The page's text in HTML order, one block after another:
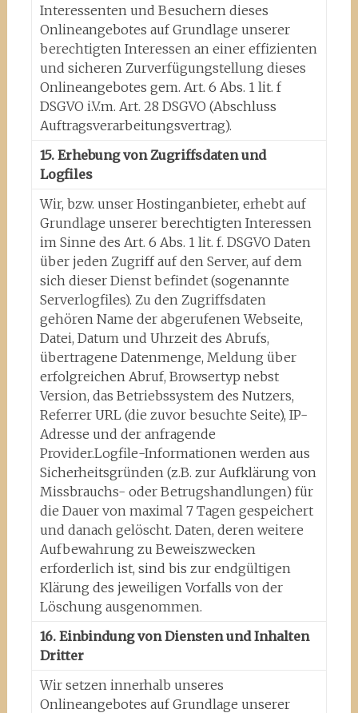
Interessenten und Besuchern dieses
Onlineangebotes auf Grundlage unserer
berechtigten Interessen an einer effizienten
und sicheren Zurverfügungstellung dieses
Onlineangebotes gem. Art. 6 Abs. 1 lit. f
DSGVO i.V.m. Art. 28 DSGVO (Abschluss
Auftragsverarbeitungsvertrag).
15. Erhebung von Zugriffsdaten und
Logfiles
Wir, bzw. unser Hostinganbieter, erhebt auf
Grundlage unserer berechtigten Interessen
im Sinne des Art. 6 Abs. 1 lit. f. DSGVO Daten
über jeden Zugriff auf den Server, auf dem
sich dieser Dienst befindet (sogenannte
Serverlogfiles). Zu den Zugriffsdaten
gehören Name der abgerufenen Webseite,
Datei, Datum und Uhrzeit des Abrufs,
übertragene Datenmenge, Meldung über
erfolgreichen Abruf, Browsertyp nebst
Version, das Betriebssystem des Nutzers,
Referrer URL (die zuvor besuchte Seite), IP-
Adresse und der anfragende
Provider.Logfile-Informationen werden aus
Sicherheitsgründen (z.B. zur Aufklärung von
Missbrauchs- oder Betrugshandlungen) für
die Dauer von maximal 7 Tagen gespeichert
und danach gelöscht. Daten, deren weitere
Aufbewahrung zu Beweiszwecken
erforderlich ist, sind bis zur endgültigen
Klärung des jeweiligen Vorfalls von der
Löschung ausgenommen.
16. Einbindung von Diensten und Inhalten
Dritter
Wir setzen innerhalb unseres
Onlineangebotes auf Grundlage unserer